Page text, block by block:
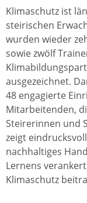
Klimaschutz ist
steirischen
wurden wieder
sowie zwölf
ausgezeichnet.
48 engagierte
Mitarbeitenden,
Steirerinnen und
zeigt
nachhaltiges
Lernens
Klimaschutz